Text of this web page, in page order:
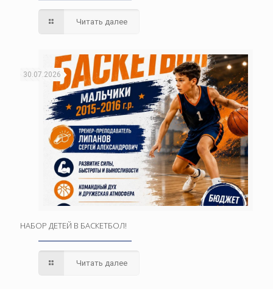
Читать далее
30.07.2026
НАБОР ДЕТЕЙ В БАСКЕТБОЛ!
Читать далее